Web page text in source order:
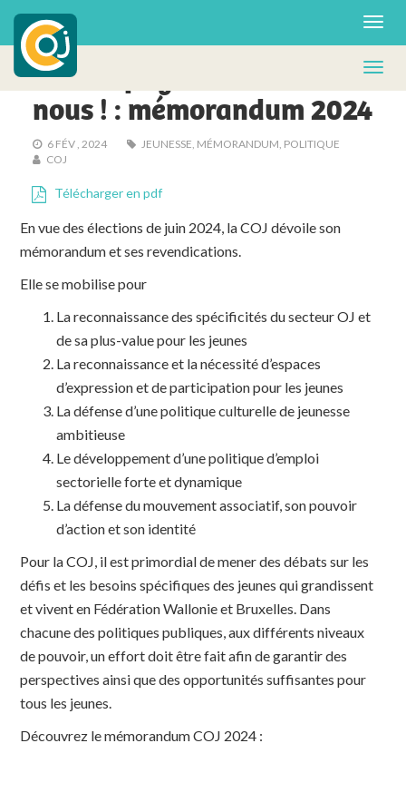
POLITIQUE
En campagne ? Pas sans
nous ! : mémorandum 2024
6 FÉV , 2024 JEUNESSE MÉMORANDUM POLITIQUE
COJ
Télécharger en pdf
En vue des élections de juin 2024, la COJ dévoile son
mémorandum et ses revendications.
Elle se mobilise pour
La reconnaissance des spécificités du secteur OJ et
de sa plus-value pour les jeunes
La reconnaissance et la nécessité d’espaces
d’expression et de participation pour les jeunes
La défense d’une politique culturelle de jeunesse
ambitieuse
Le développement d’une politique d’emploi
sectorielle forte et dynamique
La défense du mouvement associatif, son pouvoir
d’action et son identité
Pour la COJ, il est primordial de mener des débats sur les
défis et les besoins spécifiques des jeunes qui grandissent
et vivent en Fédération Wallonie et Bruxelles. Dans
chacune des politiques publiques, aux différents niveaux
de pouvoir, un effort doit être fait afin de garantir des
perspectives ainsi que des opportunités suffisantes pour
tous les jeunes.
Découvrez le mémorandum COJ 2024 :